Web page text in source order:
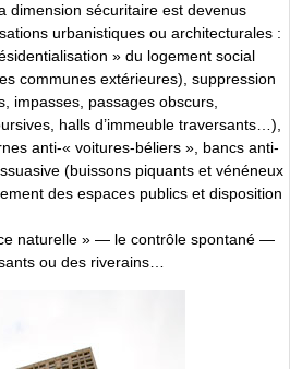
dimension sécuritaire est devenus
urbanistiques ou architecturales :
» du logement social
communes extérieures), suppression
impasses, passages obscurs,
halls d’immeuble traversants…),
anti-« voitures-béliers », bancs anti-
(buissons piquants et vénéneux
des espaces publics et disposition
naturelle » — le contrôle spontané —
ou des riverains…